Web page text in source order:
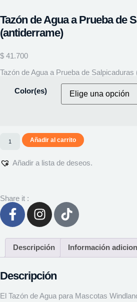
Tazón de Agua a Prueba de
(antiderrame)
$ 41.700
Tazón de Agua a Prueba de Salpicaduras
Color(es)
Añadir al carrito
Añadir a lista de deseos.
Share it :
Descripción Información
Descripción
El Tazón de Agua para Mascotas